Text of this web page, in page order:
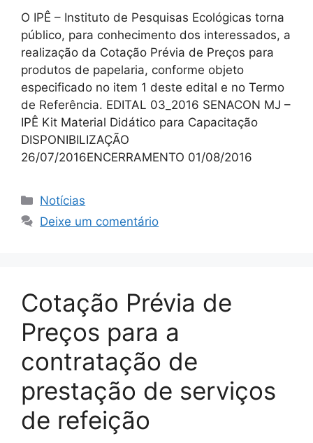
O IPÊ – Instituto de Pesquisas Ecológicas torna
público, para conhecimento dos interessados, a
realização da Cotação Prévia de Preços para
produtos de papelaria, conforme objeto
especificado no item 1 deste edital e no Termo
de Referência. EDITAL 03_2016 SENACON MJ –
IPÊ Kit Material Didático para Capacitação
DISPONIBILIZAÇÃO
26/07/2016ENCERRAMENTO 01/08/2016
Notícias
Deixe um comentário
Cotação Prévia de
Preços para a
contratação de
prestação de serviços
de refeição